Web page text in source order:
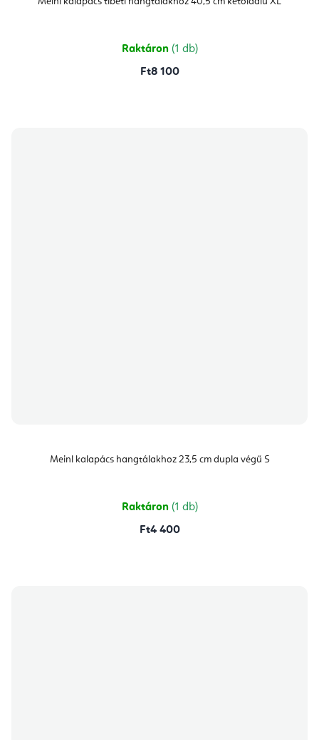
Raktáron (1 db)
Ft8 100
Meinl kalapács hangtálakhoz 23,5 cm dupla végű S
Raktáron (1 db)
Ft4 400